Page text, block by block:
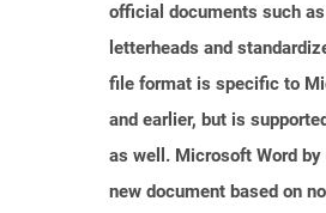
official documents such
letterheads and
file format is specific to
and earlier, but is
as well. Microsoft Word
new document based on